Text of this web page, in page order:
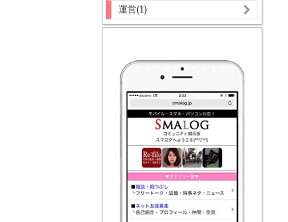
運営(1)